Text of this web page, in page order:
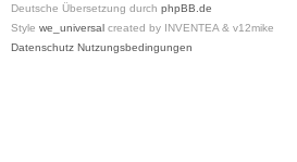
Deutsche Übersetzung durch phpBB.de
Style we_universal created by INVENTEA & v12mike
Datenschutz Nutzungsbedingungen